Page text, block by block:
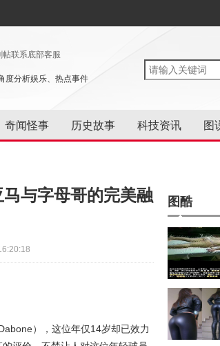
联系底部客服
度分析娱乐、热点事件
奇闻怪事 历史故事 科技资讯 图
与字母哥的完美融
），这位年仅14岁却已效力
图酷